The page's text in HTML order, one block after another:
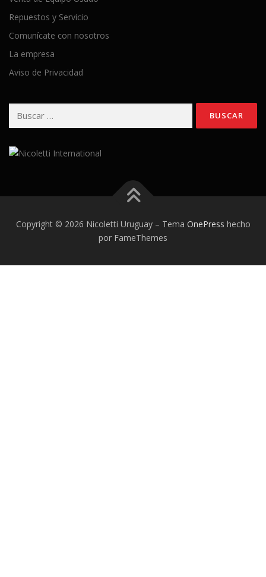
Repuestos y Servicio
Comunícate con nosotros
La empresa
Aviso de Privacidad
Copyright © 2026 Nicoletti Uruguay – Tema OnePress hecho
por FameThemes